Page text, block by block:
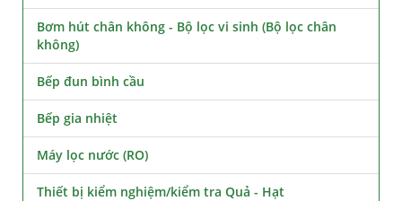
Bơm hút chân không - Bộ lọc vi sinh (Bộ lọc chân
không)
Bếp đun bình cầu
Bếp gia nhiệt
Máy lọc nước (RO)
Thiết bị kiểm nghiệm/kiểm tra Quả - Hạt